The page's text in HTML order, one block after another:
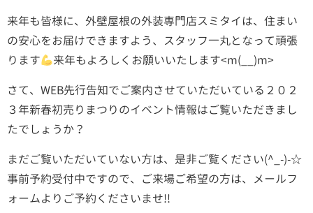
来年も皆様に、外壁屋根の外装専門店スミタイは、住まい
の安心をお届けできますよう、スタッフ一丸となって頑張
ります
来年もよろしくお願いいたします<m(__)m>
さて、WEB先行告知でご案内させていただいている２０２
３年新春初売りまつりのイベント情報はご覧いただきまし
たでしょうか？
まだご覧いただいていない方は、是非ご覧ください(^_-)-☆
事前予約受付中ですので、ご来場ご希望の方は、メールフ
ォームよりご予約くださいませ!!